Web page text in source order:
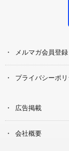
メルマガ会員登録
プライバシーポ
広告掲載
会社概要